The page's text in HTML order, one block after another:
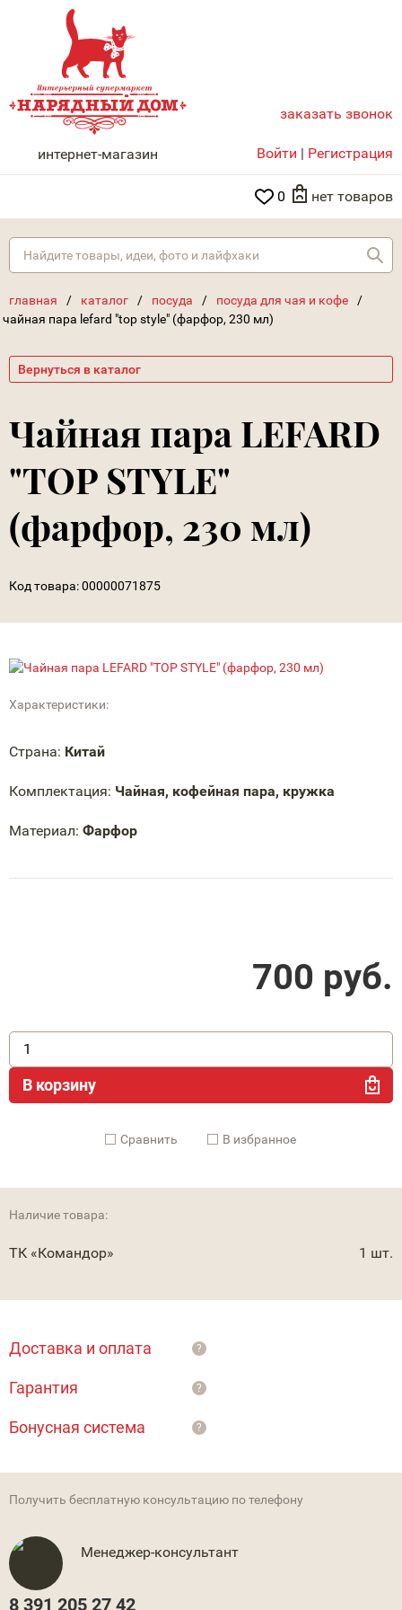
НАРЯДНЫЙ ДОМ
интернет-магазин
заказать звонок
Войти | Регистрация
0 нет товаров
главная / каталог / посуда / посуда для чая и кофе
/
чайная пара lefard "top style" (фарфор, 230 мл)
Вернуться в каталог
Чайная пара LEFARD
"TOP STYLE"
(фарфор, 230 мл)
Код товара:00000071875
Характеристики:
Страна: Китай
Комплектация: Чайная, кофейная пара, кружка
Материал: Фарфор
700 руб.
В корзину
Cравнить В избранное
Наличие товара:
ТК «Командор» 1 шт.
Доставка и оплата ?
Гарантия ?
Бонусная система ?
Получить бесплатную консультацию по телефону
Менеджер-консультант
8 391 205 27 42